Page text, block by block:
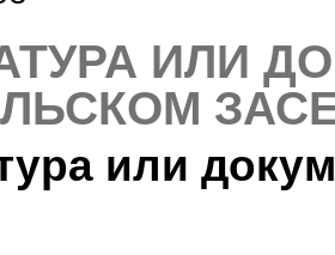
ИЛИ
или